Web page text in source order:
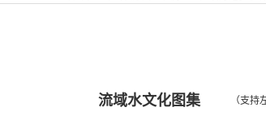
流域水文化图集 （支持